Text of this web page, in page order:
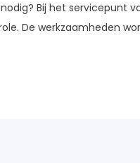
Bij het servicepunt
De werkzaamheden